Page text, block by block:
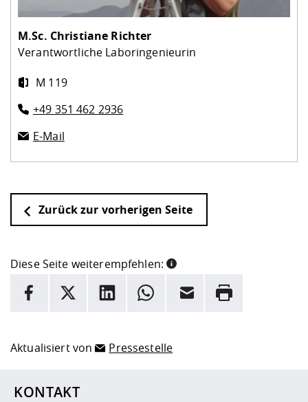
M.Sc. Christiane Richter
Verantwortliche Laboringenieurin
M 119
+49 351 462 2936
E-Mail
Zurück zur vorherigen Seite
Diese Seite weiterempfehlen:
INFORMATION
Facebook
X LinkedInWhatsappE-Mail Drucken
Aktualisiert von Pressestelle
KONTAKT